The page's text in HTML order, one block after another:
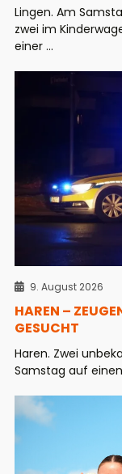
Lingen. Am
zwei im
einer ...
9. August 2026
HAREN –
GESUCHT
Haren. Zwei
Samstag auf